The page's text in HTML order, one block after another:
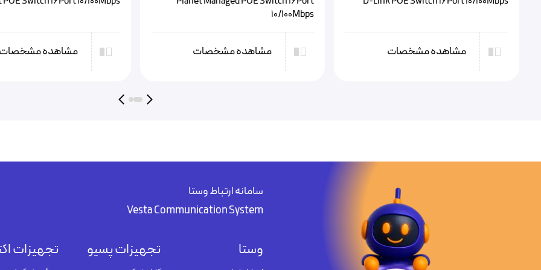
مشاهده مشخصات
10/100Mbps
مشاهده مشخصات مشاهده مشخصات
سامانه ارتباط وستا
Vesta Communication System
وستا تجهیزات پسیو تجهیزات